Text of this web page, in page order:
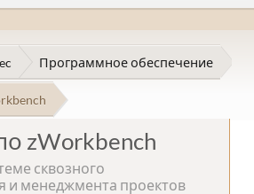
Программное обеспечение
zWorkbench
сквозного
и менеджмента проектов